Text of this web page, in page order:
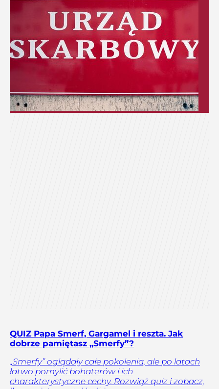
QUIZ Papa Smerf, Gargamel i reszta. Jak
dobrze pamiętasz „Smerfy”?
„Smerfy” oglądały całe pokolenia, ale po latach
łatwo pomylić bohaterów i ich
charakterystyczne cechy. Rozwiąż quiz i zobacz,